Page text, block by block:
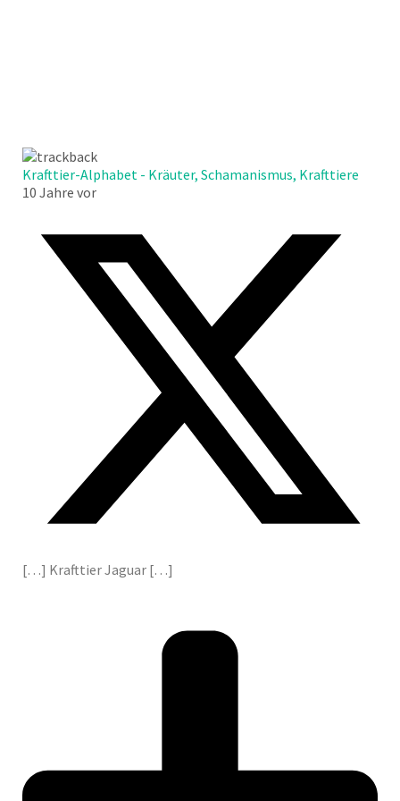
Krafttier-Alphabet - Kräuter, Schamanismus, Krafttiere
10 Jahre vor
[…] Krafttier Jaguar […]